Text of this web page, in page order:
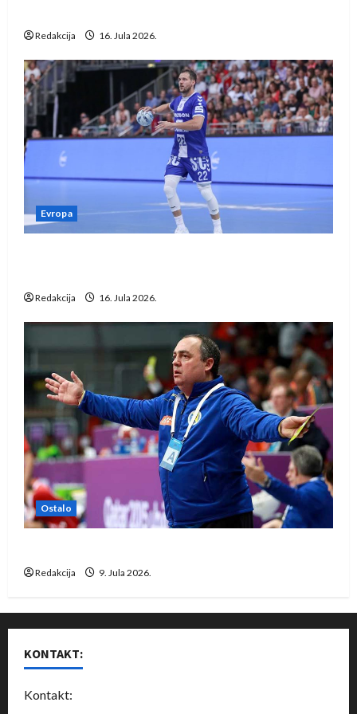
Redakcija 16. Jula 2026.
Evropa
Redakcija 16. Jula 2026.
Ostalo
Redakcija 9. Jula 2026.
KONTAKT:
Kontakt: